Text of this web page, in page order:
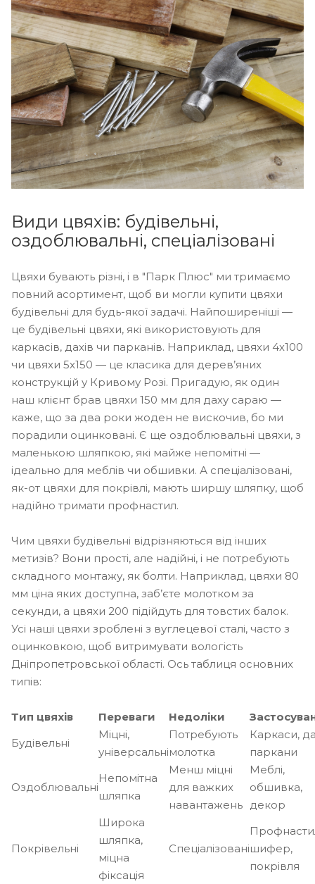
Види цвяхів: будівельні,
оздоблювальні, спеціалізовані
Цвяхи бувають різні, і в "Парк Плюс" ми тримаємо
повний асортимент, щоб ви могли купити цвяхи
будівельні для будь-якої задачі. Найпоширеніші —
це будівельні цвяхи, які використовують для
каркасів, дахів чи парканів. Наприклад, цвяхи 4х100
чи цвяхи 5х150 — це класика для дерев’яних
конструкцій у Кривому Розі. Пригадую, як один
наш клієнт брав цвяхи 150 мм для даху сараю —
каже, що за два роки жоден не вискочив, бо ми
порадили оцинковані. Є ще оздоблювальні цвяхи, з
маленькою шляпкою, які майже непомітні —
ідеально для меблів чи обшивки. А спеціалізовані,
як-от цвяхи для покрівлі, мають ширшу шляпку, щоб
надійно тримати профнастил.
Чим цвяхи будівельні відрізняються від інших
метизів? Вони прості, але надійні, і не потребують
складного монтажу, як болти. Наприклад, цвяхи 80
мм ціна яких доступна, заб’єте молотком за
секунди, а цвяхи 200 підійдуть для товстих балок.
Усі наші цвяхи зроблені з вуглецевої сталі, часто з
оцинковкою, щоб витримувати вологість
Дніпропетровської області. Ось таблиця основних
типів:
Тип цвяхів Переваги Недоліки
Будівельні
Міцні,
універсальні
Потребують
молотка
Каркаси,
паркани
Оздоблювальні
Непомітна
шляпка
Менш міцні
для важких
навантажень
Меблі,
обшивка,
декор
Покрівельні
Широка
шляпка,
міцна
фіксація
Спеціалізованішифер,
покрівля